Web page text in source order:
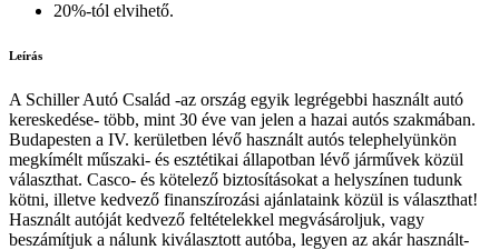
20%-tól elvihető.
Leírás
A Schiller Autó Család -az ország egyik legrégebbi használt autó
kereskedése- több, mint 30 éve van jelen a hazai autós szakmában.
Budapesten a IV. kerületben lévő használt autós telephelyünkön
megkímélt műszaki- és esztétikai állapotban lévő járművek közül
választhat. Casco- és kötelező biztosításokat a helyszínen tudunk
kötni, illetve kedvező finanszírozási ajánlataink közül is választhat!
Használt autóját kedvező feltételekkel megvásároljuk, vagy
beszámítjuk a nálunk kiválasztott autóba, legyen az akár használt-